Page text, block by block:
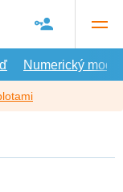
Numerický model